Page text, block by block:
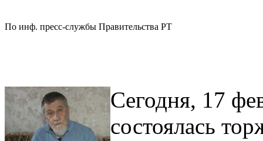
По инф. пресс-службы Правительства РТ
Сегодня, 17
состоялась